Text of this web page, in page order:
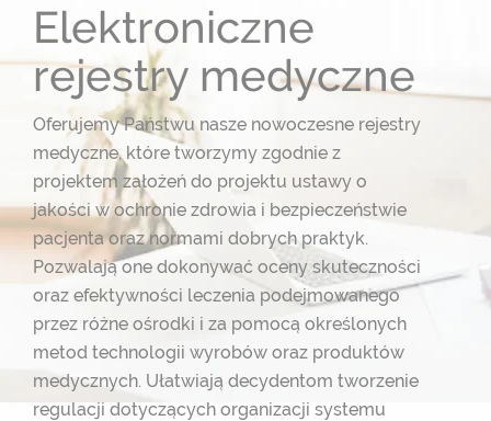
Elektroniczne
rejestry medyczne
Oferujemy Państwu nasze nowoczesne rejestry
medyczne, które tworzymy zgodnie z
projektem założeń do projektu ustawy o
jakości w ochronie zdrowia i bezpieczeństwie
pacjenta oraz normami dobrych praktyk.
Pozwalają one dokonywać oceny skuteczności
oraz efektywności leczenia podejmowanego
przez różne ośrodki i za pomocą określonych
metod technologii wyrobów oraz produktów
medycznych. Ułatwiają decydentom tworzenie
regulacji dotyczących organizacji systemu